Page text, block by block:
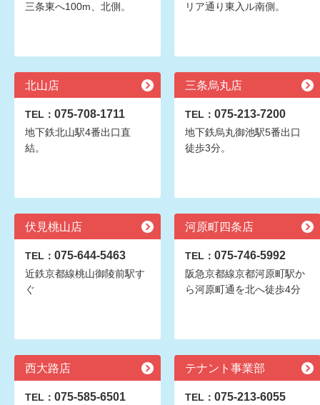
三条東へ100m、北側。
リア通り東入ル南側。
北山店
TEL： 075-708-1711
地下鉄北山駅4番出口直
結。
三条烏丸店
TEL： 075-213-7200
地下鉄烏丸御池駅5番出口
徒歩3分。
伏見桃山店
TEL： 075-644-5463
近鉄京都線桃山御陵前駅す
ぐ
河原町四条店
TEL： 075-746-5992
阪急京都線京都河原町駅か
ら河原町通を北へ徒歩4分
西大路店
TEL： 075-585-6501
テナント事業部
TEL： 075-213-6055